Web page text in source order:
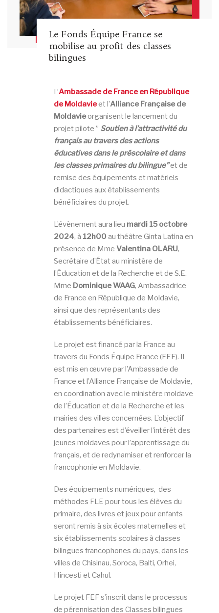
Le Fonds Équipe France se
mobilise au profit des classes
bilingues
L’Ambassade de France en République
de Moldavieet l’Alliance Française de
Moldavieorganisent le lancement du
projet pilote ” Soutien à l’attractivité du
français au travers des actions
éducatives dans le préscolaire et dans
les classes primaires du bilingue”et de
remise des équipements et matériels
didactiques aux établissements
bénéficiaires du projet.
L’évènement aura lieu mardi 15 octobre
2024, à 12h00au théâtre Ginta Latina en
présence de Mme Valentina OLARU,
Secrétaire d’État au ministère de
l’Éducation et de la Recherche et de S.E.
Mme Dominique WAAG, Ambassadrice
de France en République de Moldavie,
ainsi que des représentants des
établissements bénéficiaires.
Le projet est financé par la France au
travers du Fonds Équipe France (FEF). Il
est mis en œuvre par l’Ambassade de
France et l’Alliance Française de Moldavie,
en coordination avec le ministère moldave
de l’Éducation et de la Recherche et les
mairies des villes concernées. L’objectif
des partenaires est d’éveiller l’intérêt des
jeunes moldaves pour l’apprentissage du
français, et de redynamiser et renforcer la
francophonie en Moldavie.
Des équipements numériques, des
méthodes FLE pour tous les élèves du
primaire, des livres et jeux pour enfants
seront remis à six écoles maternelles et
six établissements scolaires à classes
bilingues francophones du pays, dans les
villes de Chisinau, Soroca, Balti, Orhei,
Hincesti et Cahul.
Le projet FEF s’inscrit dans le processus
de pérennisation des Classes bilingues